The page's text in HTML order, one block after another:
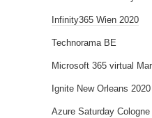
Infinity365 Wien 2020
Technorama BE
Microsoft 365 virtual
Ignite New Orleans 2020
Azure Saturday Cologne